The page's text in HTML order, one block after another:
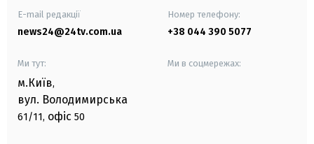
E-mail редакції
news24@24tv.com.ua
Номер телефону:
+38 044 390 5077
Ми тут:
м.Київ,
вул. Володимирська
61/11, офіс 50
Ми в соцмережах: